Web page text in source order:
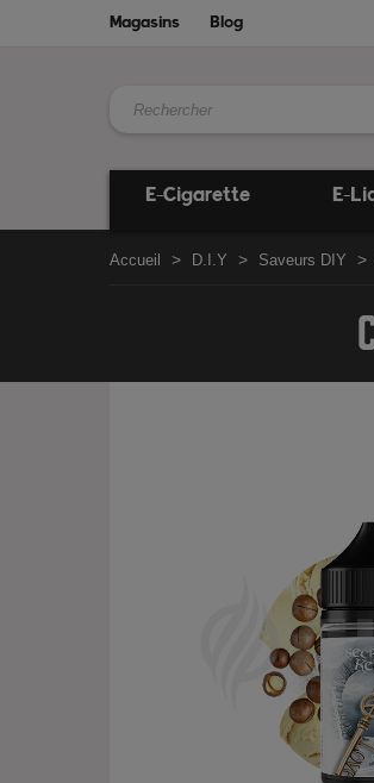
Magasins Blog
E-Cigarette E-
Accueil D.I.Y Saveurs DIY